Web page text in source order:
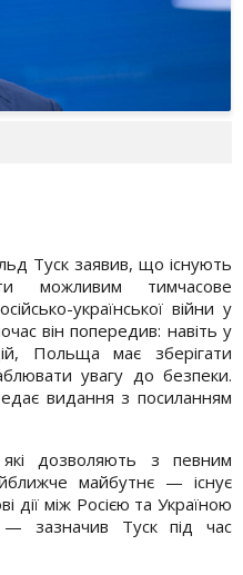
Туск заявив, що існують
можливим тимчасове
української війни у
він попередив: навіть у
Польща має зберігати
увагу до безпеки.
видання з посиланням
дозволяють з певним
майбутнє — існує
дії між Росією та Україною
зазначив Туск під час